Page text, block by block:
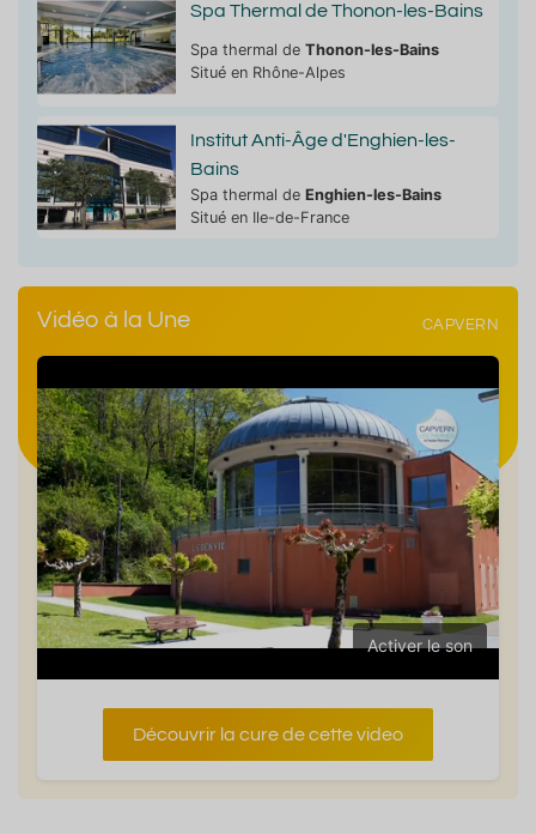
Spa Thermal de Thonon-les-Bains
Spa thermal de Thonon-les-Bains
Situé en Rhône-Alpes
Institut Anti-Âge d'Enghien-les-
Bains
Spa thermal de Enghien-les-Bains
Situé en Ile-de-France
Vidéo à la Une CAPVERN
Activer le son
Découvrir la cure de cette video